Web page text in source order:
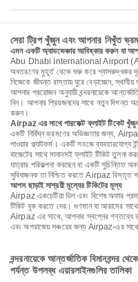
সেরা ট্রিপ খুঁজুন এবং আপনার নিখুঁত
এমন একটি অ্যাডভেঞ্চার আবিষ্কার করুন যা
Abu Dhabi International Airport
অবতরণের মুহূর্ত থেকে শুরু করে শ্বাসরুদ্ধকর
নিজেকে জীবন্ত রাস্তায় ঘুরে বেড়াচ্ছেন,
আপনার প্রয়োজন অনুযায়ী বন্দরনায়েকে
নিন। আপনার প্রিয়জনদের সাথে নতুন দিগন্ত
করুন।
Airpaz এর সাথে পারফেক্ট ফ্লাইট টিকেট
একটি নির্বিঘ্ন ভ্রমণের অভিজ্ঞতার জন্য,
পাওয়ার প্ল্যাটফর্ম। একটি সহজে
বাজেটের সাথে মানানসই ফ্লাইট টিকিট
যাত্রার পরিকল্পনা করছেন বা একটি সুচিন্তিত
সুবিধাজনক তা নিশ্চিত করতে Airpaz বিস্তৃত
আপস ছাড়াই সাশ্রয়ী মূল্যের টিকিটের মূল্য
Airpaz একচেটিয়া ডিল এবং বিশেষ অফার
টিকিট বুক করতে দেয়। গুণমান বা আরামের
Airpaz এর সাথে, আপনার স্বপ্নের গন্তব্যে
এবং অপরাজেয় সঞ্চয়ের জন্য Airpaz-এর
বন্দরনায়েকে আন্তর্জাতিক
পর্যন্ত উপলব্ধ এয়ারলাইনগুলির তালিকা